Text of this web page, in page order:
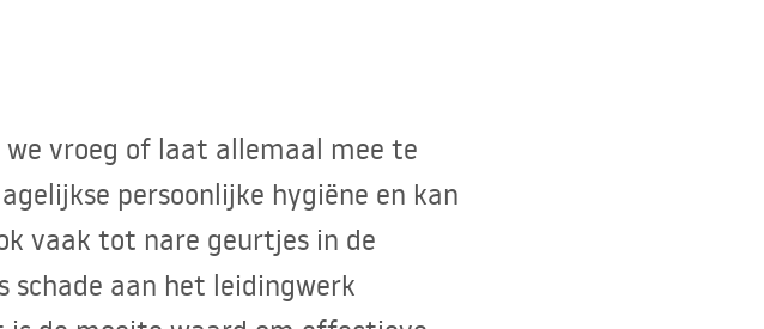
vroeg of laat allemaal mee te
persoonlijke hygiëne en kan
vaak tot nare geurtjes in de
schade aan het leidingwerk